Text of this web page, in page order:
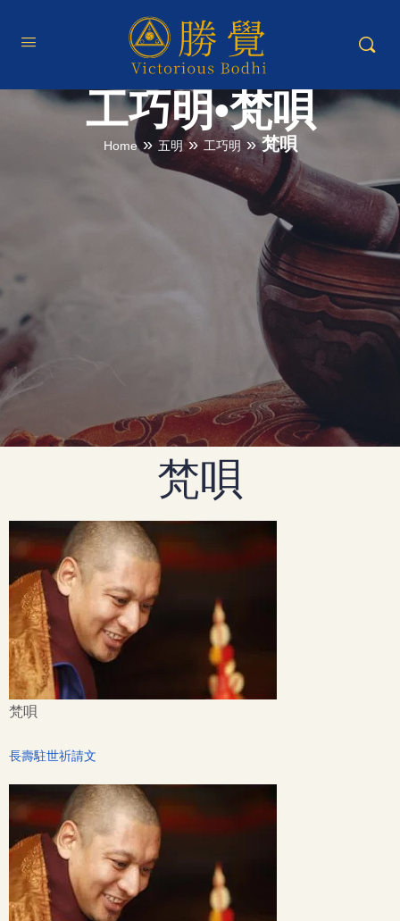
工巧明•梵唄
Home» 五明»工巧明»梵唄
梵唄
梵唄
長壽駐世祈請文